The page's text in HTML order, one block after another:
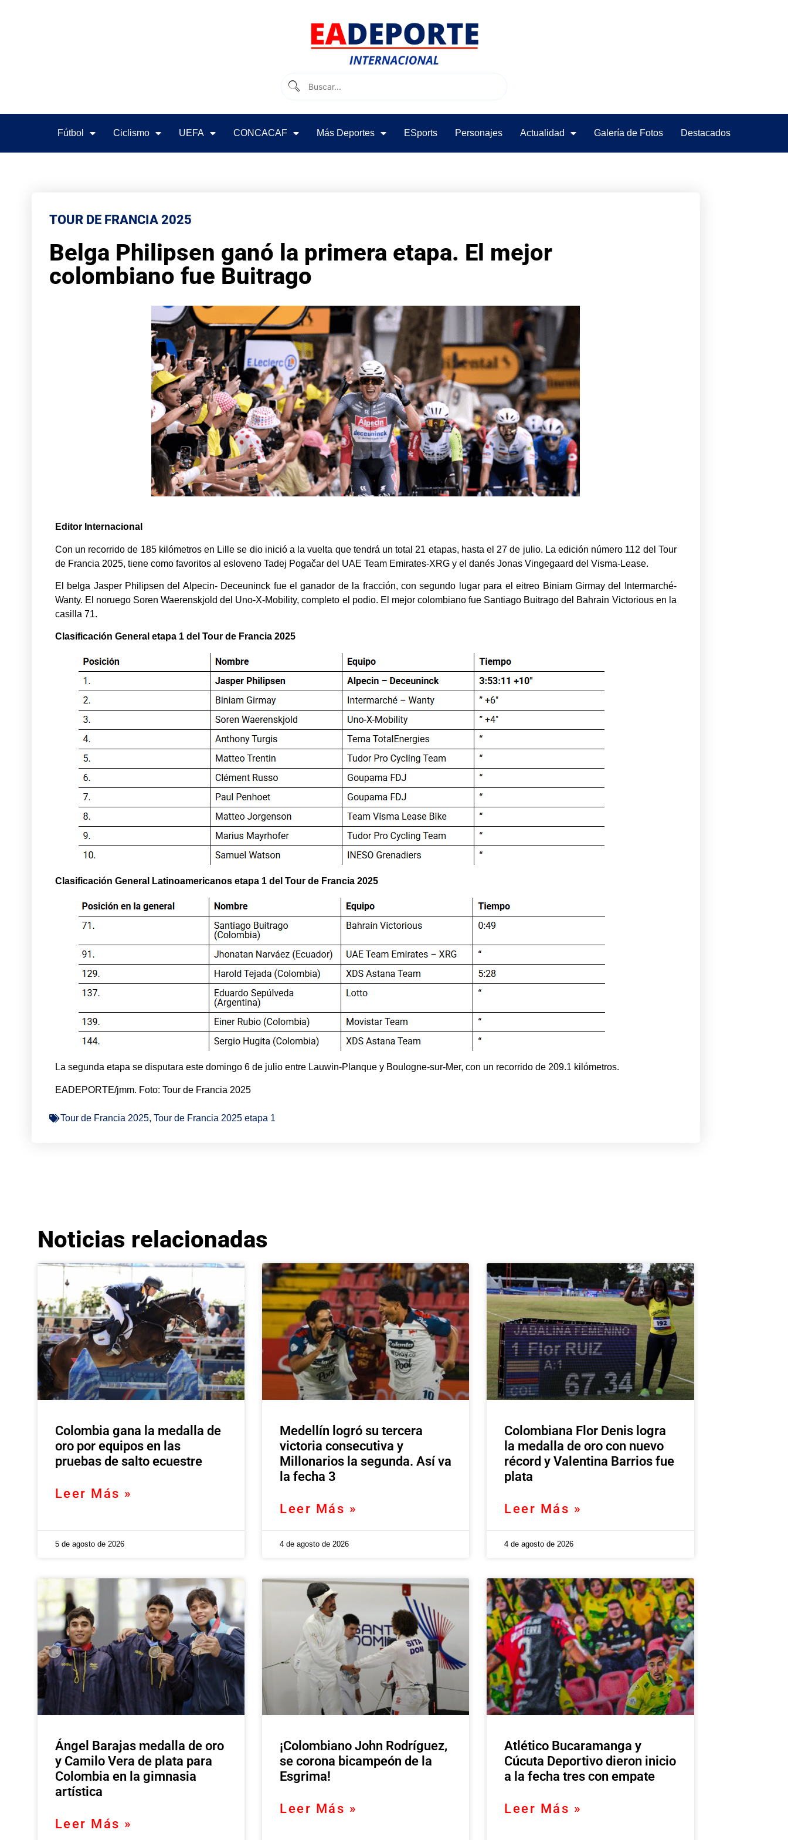
Fútbol Ciclismo UEFA CONCACAF Más Deportes ESports Personajes Actualidad Galería de Fotos Destacados
TOUR DE FRANCIA 2025
Belga Philipsen ganó la primera etapa. El mejor
colombiano fue Buitrago
Editor Internacional
Con un recorrido de 185 kilómetros en Lille se dio inició a la vuelta que tendrá un total 21 etapas, hasta el 27 de julio. La edición número 112 del Tour
de Francia 2025, tiene como favoritos al esloveno Tadej Pogačar del UAE Team Emirates-XRG y el danés Jonas Vingegaard del Visma-Lease.
El belga Jasper Philipsen del Alpecin- Deceuninck fue el ganador de la fracción, con segundo lugar para el eitreo Biniam Girmay del Intermarché-
Wanty. El noruego Soren Waerenskjold del Uno-X-Mobility, completo el podio. El mejor colombiano fue Santiago Buitrago del Bahrain Victorious en la
casilla 71.
Clasificación General etapa 1 del Tour de Francia 2025
Clasificación General Latinoamericanos etapa 1 del Tour de Francia 2025
La segunda etapa se disputara este domingo 6 de julio entre Lauwin-Planque y Boulogne-sur-Mer, con un recorrido de 209.1 kilómetros.
EADEPORTE/jmm. Foto: Tour de Francia 2025
Tour de Francia 2025, Tour de Francia 2025 etapa 1
Noticias relacionadas
Colombia gana la medalla de
oro por equipos en las
pruebas de salto ecuestre
Leer Más »
5 de agosto de 2026
Medellín logró su tercera
victoria consecutiva y
Millonarios la segunda. Así va
la fecha 3
Leer Más »
4 de agosto de 2026
Colombiana Flor Denis logra
la medalla de oro con nuevo
récord y Valentina Barrios fue
plata
Leer Más »
4 de agosto de 2026
Ángel Barajas medalla de oro
y Camilo Vera de plata para
Colombia en la gimnasia
artística
Leer Más »
¡Colombiano John Rodríguez,
se corona bicampeón de la
Esgrima!
Leer Más »
Atlético Bucaramanga y
Cúcuta Deportivo dieron inicio
a la fecha tres con empate
Leer Más »